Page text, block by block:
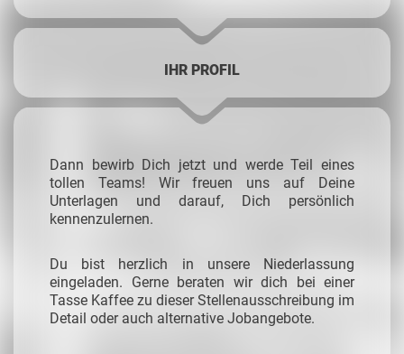
IHR PROFIL
Dann bewirb Dich jetzt und werde Teil eines
tollen Teams! Wir freuen uns auf Deine
Unterlagen und darauf, Dich persönlich
kennenzulernen.
Du bist herzlich in unsere Niederlassung
eingeladen. Gerne beraten wir dich bei einer
Tasse Kaffee zu dieser Stellenausschreibung im
Detail oder auch alternative Jobangebote.